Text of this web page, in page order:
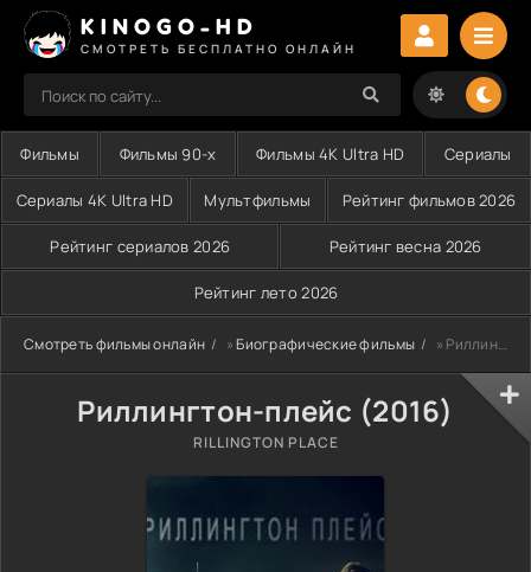
KINOGO-HD
СМОТРЕТЬ БЕСПЛАТНО ОНЛАЙН
Фильмы Фильмы 90-х Фильмы 4K Ultra HD Сериалы
Сериалы 4K Ultra HD Мультфильмы Рейтинг фильмов 2026
Рейтинг сериалов 2026 Рейтинг весна 2026
Рейтинг лето 2026
Смотреть фильмы онлайн »Биографические фильмы » Риллингтон-плейс (2016)
Риллингтон-плейс (2016)
RILLINGTON PLACE